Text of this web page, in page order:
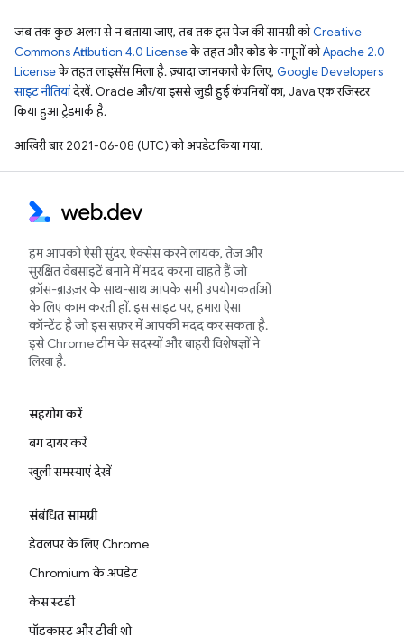
जब तक कुछ अलग से न बताया जाए, तब तक इस पेज की सामग्री कोCreative
Commons Attribution 4.0 Licenseके तहत और कोड के नमूनों कोApache 2.0
Licenseके तहत लाइसेंस मिला है. ज़्यादा जानकारी के लिए, Google Developers
साइट नीतियांदेखें. Oracle और/या इससे जुड़ी हुई कंपनियों का, Java एक रजिस्टर
किया हुआ ट्रेडमार्क है.
आखिरी बार 2021-06-08 (UTC) को अपडेट किया गया.
हम आपको ऐसी सुंदर, ऐक्सेस करने लायक, तेज़ और
सुरक्षित वेबसाइटें बनाने में मदद करना चाहते हैं जो
क्रॉस-ब्राउज़र के साथ-साथ आपके सभी उपयोगकर्ताओं
के लिए काम करती हों. इस साइट पर, हमारा ऐसा
कॉन्टेंट है जो इस सफ़र में आपकी मदद कर सकता है.
इसे Chrome टीम के सदस्यों और बाहरी विशेषज्ञों ने
लिखा है.
सहयोग करें
बग दायर करें
खुली समस्याएं देखें
संबंधित सामग्री
डेवलपर के लिए Chrome
Chromium के अपडेट
केस स्टडी
पॉडकास्ट और टीवी शो